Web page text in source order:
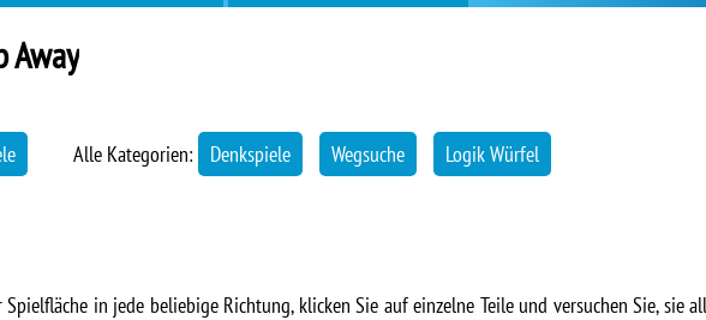
Away
Alle Kategorien: Denkspiele Wegsuche Logik Würfel
in jede beliebige Richtung, klicken Sie auf einzelne Teile und versuchen Sie, sie